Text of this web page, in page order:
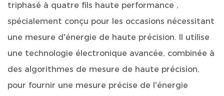
triphasé à quatre fils haute performance ,
spécialement conçu pour les occasions nécessitant
une mesure d'énergie de haute précision. Il utilise
une technologie électronique avancée, combinée à
des algorithmes de mesure de haute précision,
pour fournir une mesure précise de l'énergie